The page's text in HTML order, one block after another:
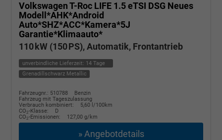
Volkswagen T-Roc LIFE 1.5 eTSI DSG Neues
Modell*AHK*Android
Auto*SHZ*ACC*Kamera*5J
Garantie*Klimaauto*
110 kW (150 PS), Automatik, Frontantrieb
unverbindliche Lieferzeit: 14 Tage
Grenadillschwarz Metallic
Fahrzeugnr.: 510788
Benzin
Fahrzeug mit Tageszulassung
Verbrauch kombiniert:
5,60 l/100km
CO2-Klasse:
D
CO2-Emissionen: 127,00 g/km
» Angebotdetails